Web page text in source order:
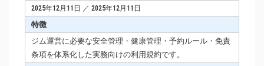
2025年12月11日 ／ 2025年12月11日
特徴
ジム運営に必要な安全管理・健康管理・予約ルール・免責
条項を体系化した実務向けの利用規約です。